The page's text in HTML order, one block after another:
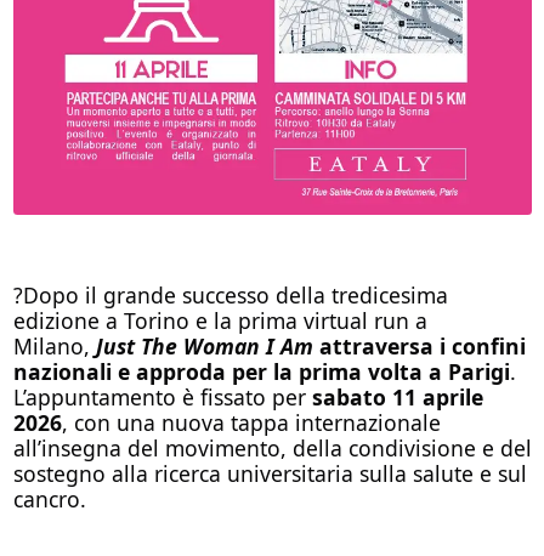
?Dopo il grande successo della tredicesima
edizione a Torino e la prima virtual run a
Milano, Just The Woman I Am attraversa i confini
nazionali e approda per la prima volta a Parigi.
L’appuntamento è fissato persabato 11 aprile
2026, con una nuova tappa internazionale
all’insegna del movimento, della condivisione e del
sostegno alla ricerca universitaria sulla salute e sul
cancro.